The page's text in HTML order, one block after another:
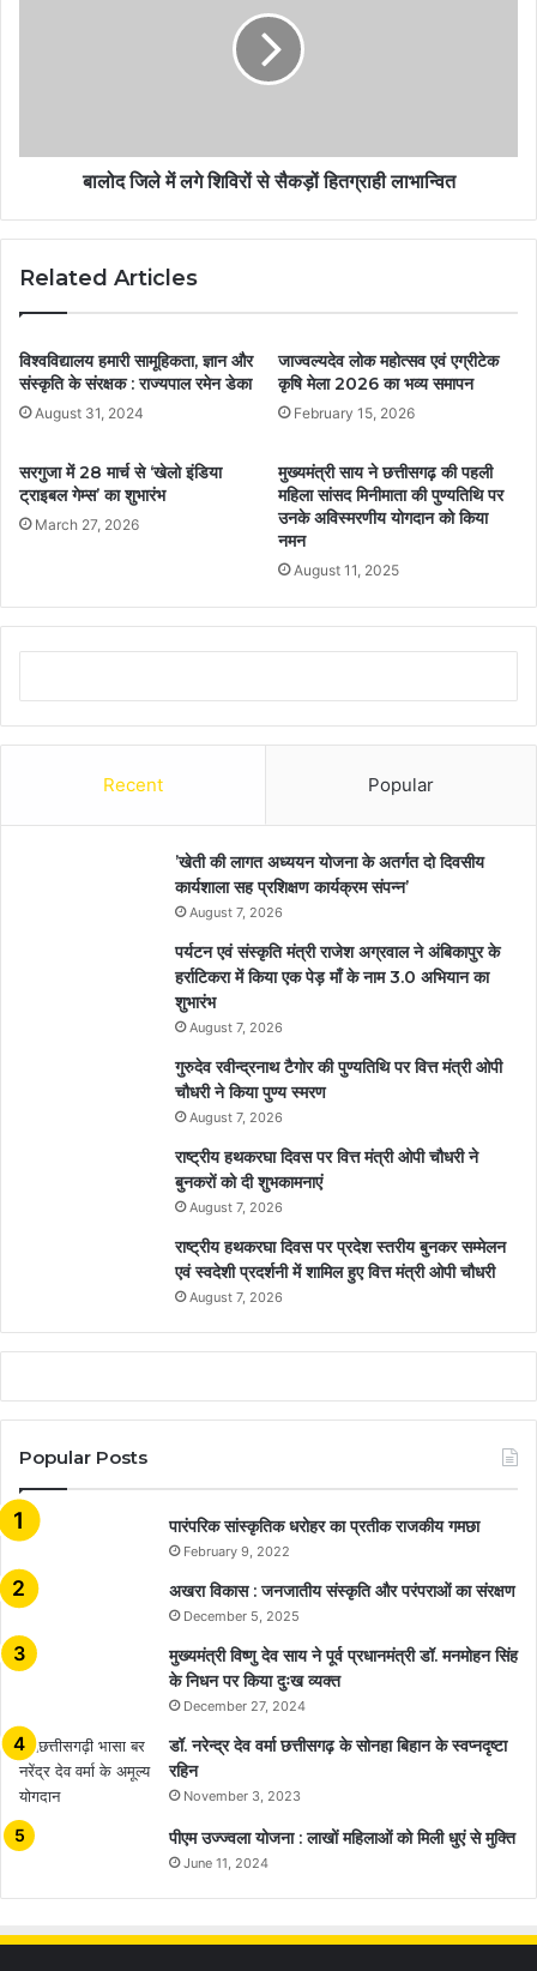
बालोद जिले में लगे शिविरों से सैकड़ों हितग्राही लाभान्वित
Related Articles
विश्वविद्यालय हमारी सामूहिकता, ज्ञान और
संस्कृति के संरक्षक : राज्यपाल रमेन डेका
August 31, 2024
जाज्वल्यदेव लोक महोत्सव एवं एग्रीटेक
कृषि मेला 2026 का भव्य समापन
February 15, 2026
सरगुजा में 28 मार्च से ‘खेलो इंडिया
ट्राइबल गेम्स’ का शुभारंभ
March 27, 2026
मुख्यमंत्री साय ने छत्तीसगढ़ की पहली
महिला सांसद मिनीमाता की पुण्यतिथि पर
उनके अविस्मरणीय योगदान को किया
नमन
August 11, 2025
Recent Popular
’खेती की लागत अध्ययन योजना के अतर्गत दो दिवसीय
कार्यशाला सह प्रशिक्षण कार्यक्रम संपन्न’
August 7, 2026
पर्यटन एवं संस्कृति मंत्री राजेश अग्रवाल ने अंबिकापुर के
हर्राटिकरा में किया एक पेड़ माँ के नाम 3.0 अभियान का
शुभारंभ
August 7, 2026
गुरुदेव रवीन्द्रनाथ टैगोर की पुण्यतिथि पर वित्त मंत्री ओपी
चौधरी ने किया पुण्य स्मरण
August 7, 2026
राष्ट्रीय हथकरघा दिवस पर वित्त मंत्री ओपी चौधरी ने
बुनकरों को दी शुभकामनाएं
August 7, 2026
राष्ट्रीय हथकरघा दिवस पर प्रदेश स्तरीय बुनकर सम्मेलन
एवं स्वदेशी प्रदर्शनी में शामिल हुए वित्त मंत्री ओपी चौधरी
August 7, 2026
Popular Posts
​​​​​​​पारंपरिक सांस्कृतिक धरोहर का प्रतीक राजकीय गमछा
February 9, 2022
अखरा विकास : जनजातीय संस्कृति और परंपराओं का संरक्षण
December 5, 2025
मुख्यमंत्री विष्णु देव साय ने पूर्व प्रधानमंत्री डॉ. मनमोहन सिंह
के निधन पर किया दुःख व्यक्त
December 27, 2024
डॉ. नरेन्द्र देव वर्मा छत्तीसगढ़ के सोनहा बिहान के स्वप्नदृष्टा
रहिन
November 3, 2023
पीएम उज्ज्वला योजना : लाखों महिलाओं को मिली धुएं से मुक्ति
June 11, 2024